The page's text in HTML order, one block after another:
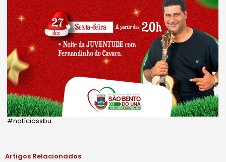
#notíciassbu
Artigos Relacionados